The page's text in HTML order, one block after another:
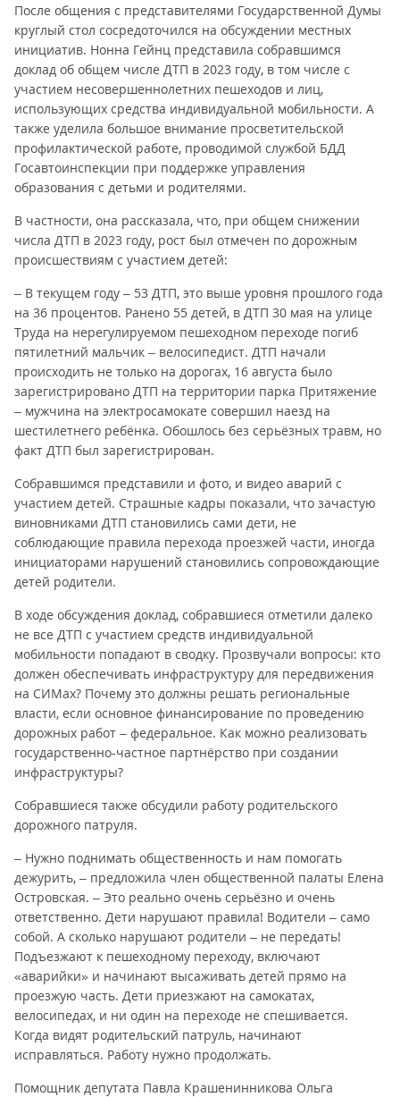
После общения с представителями Государственной Думы
круглый стол сосредоточился на обсуждении местных
инициатив. Нонна Гейнц представила собравшимся
доклад об общем числе ДТП в 2023 году, в том числе с
участием несовершеннолетних пешеходов и лиц,
использующих средства индивидуальной мобильности. А
также уделила большое внимание просветительской
профилактической работе, проводимой службой БДД
Госавтоинспекции при поддержке управления
образования с детьми и родителями.
В частности, она рассказала, что, при общем снижении
числа ДТП в 2023 году, рост был отмечен по дорожным
происшествиям с участием детей:
– В текущем году – 53 ДТП, это выше уровня прошлого года
на 36 процентов. Ранено 55 детей, в ДТП 30 мая на улице
Труда на нерегулируемом пешеходном переходе погиб
пятилетний мальчик – велосипедист. ДТП начали
происходить не только на дорогах, 16 августа было
зарегистрировано ДТП на территории парка Притяжение
– мужчина на электросамокате совершил наезд на
шестилетнего ребёнка. Обошлось без серьёзных травм, но
факт ДТП был зарегистрирован.
Собравшимся представили и фото, и видео аварий с
участием детей. Страшные кадры показали, что зачастую
виновниками ДТП становились сами дети, не
соблюдающие правила перехода проезжей части, иногда
инициаторами нарушений становились сопровождающие
детей родители.
В ходе обсуждения доклад, собравшиеся отметили далеко
не все ДТП с участием средств индивидуальной
мобильности попадают в сводку. Прозвучали вопросы: кто
должен обеспечивать инфраструктуру для передвижения
на СИМах? Почему это должны решать региональные
власти, если основное финансирование по проведению
дорожных работ – федеральное. Как можно реализовать
государственно-частное партнёрство при создании
инфраструктуры?
Собравшиеся также обсудили работу родительского
дорожного патруля.
– Нужно поднимать общественность и нам помогать
дежурить, – предложила член общественной палаты Елена
Островская. – Это реально очень серьёзно и очень
ответственно. Дети нарушают правила! Водители – само
собой. А сколько нарушают родители – не передать!
Подъезжают к пешеходному переходу, включают
«аварийки» и начинают высаживать детей прямо на
проезжую часть. Дети приезжают на самокатах,
велосипедах, и ни один на переходе не спешивается.
Когда видят родительский патруль, начинают
исправляться. Работу нужно продолжать.
Помощник депутата Павла Крашенинникова Ольга